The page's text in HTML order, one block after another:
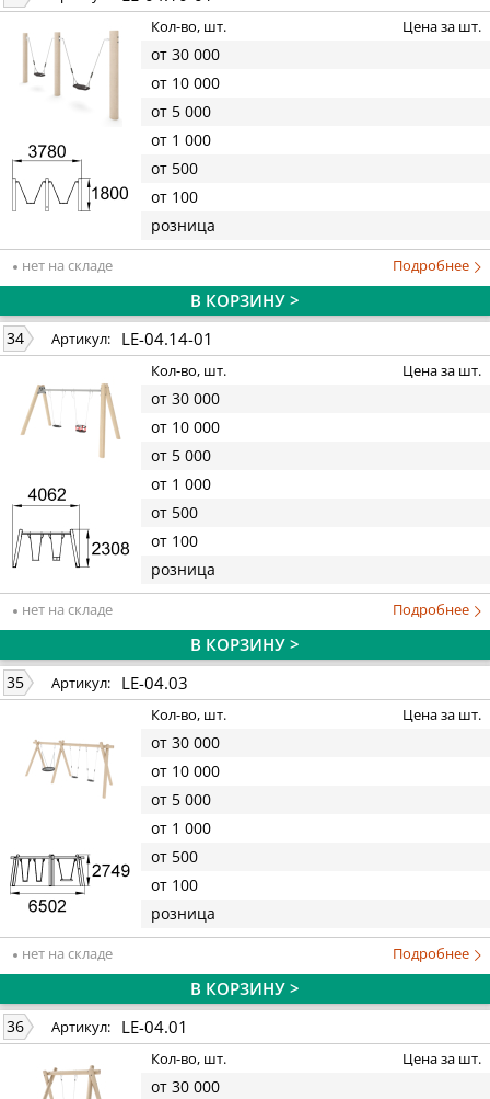
Кол-во, шт. Цена за шт.
от 30 000
от 10 000
от 5 000
от 1 000
от 500
от 100
розница
нет на складе Подробнее
В КОРЗИНУ >
34 Артикул: LE-04.14-01
Кол-во, шт. Цена за шт.
от 30 000
от 10 000
от 5 000
от 1 000
от 500
от 100
розница
нет на складе Подробнее
В КОРЗИНУ >
35 Артикул: LE-04.03
Кол-во, шт. Цена за шт.
от 30 000
от 10 000
от 5 000
от 1 000
от 500
от 100
розница
нет на складе Подробнее
В КОРЗИНУ >
36 Артикул: LE-04.01
Кол-во, шт. Цена за шт.
от 30 000